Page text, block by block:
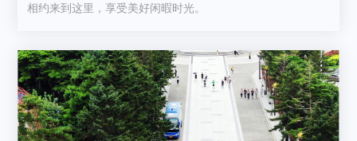
相约来到这里，享受美好闲暇时光。